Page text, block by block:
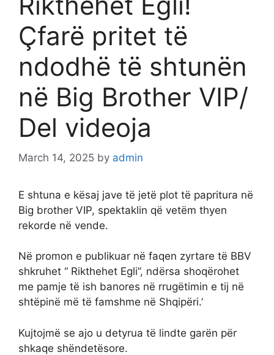
Çfarë pritet të
ndodhë të shtunën
në Big Brother VIP/
Del videoja
March 14, 2025 by admin
E shtuna e kësaj jave të jetë plot të papritura në
Big brother VIP, spektaklin që vetëm thyen
rekorde në vende.
Në promon e publikuar në faqen zyrtare të BBV
shkruhet “ Rikthehet Egli”, ndërsa shoqërohet
me pamje të ish banores në rrugëtimin e tij në
shtëpinë më të famshme në Shqipëri.’
Kujtojmë se ajo u detyrua të lindte garën për
shkaqe shëndetësore.